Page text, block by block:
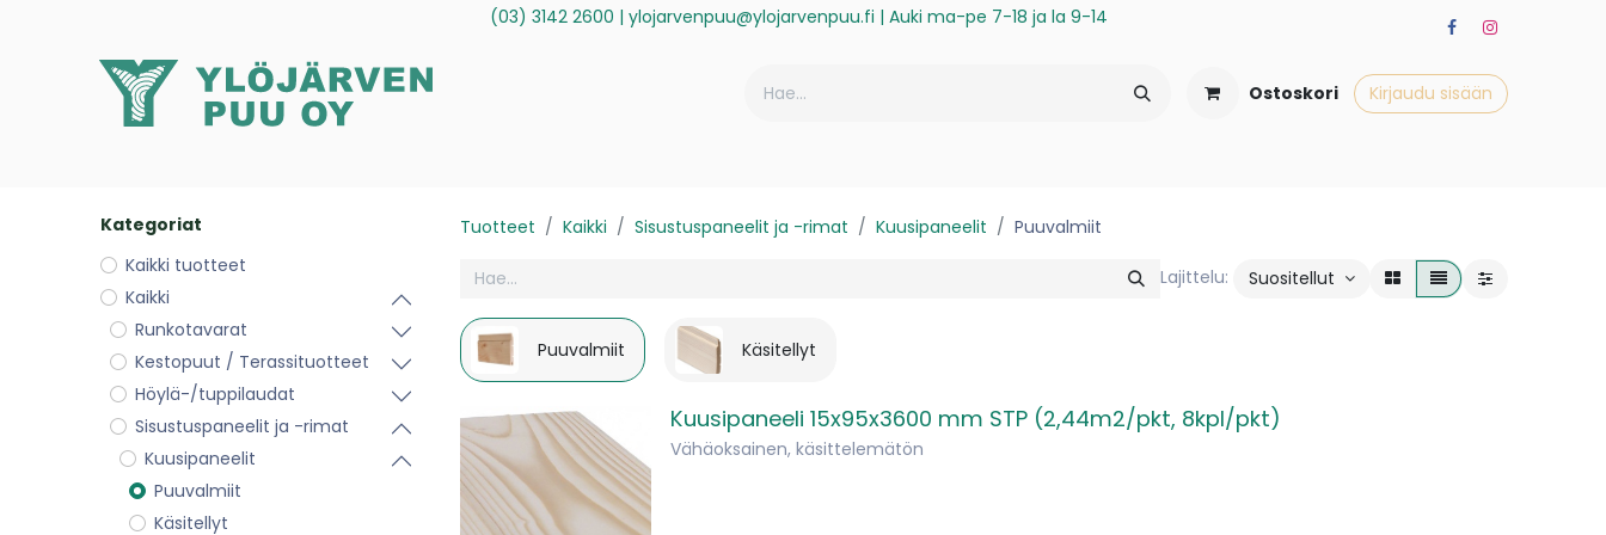
(03) 3142 2600 | ylojarvenpuu@ylojarvenpuu.fi | Auki ma-pe 7-18 ja la 9-14
Ostoskori Kirjaudu sisään
Kategoriat
Kaikki tuotteet
Kaikki
Runkotavarat
Kestopuut / Terassituotteet
Höylä-/tuppilaudat
Sisustuspaneelit ja -rimat
Kuusipaneelit
Puuvalmiit
Käsitellyt
Tuotteet Kaikki Sisustuspaneelit ja -rimat Kuusipaneelit Puuvalmiit
Lajittelu: Suositellut
Puuvalmiit Käsitellyt
Kuusipaneeli 15x95x3600 mm STP (2,44m2/pkt, 8kpl/pkt)
Vähäoksainen, käsittelemätön